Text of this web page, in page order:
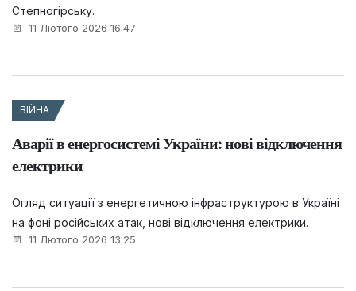
Степногірську.
11 Лютого 2026 16:47
ВІЙНА
Аварії в енергосистемі України: нові відключення
електрики
Огляд ситуації з енергетичною інфраструктурою в Україні
на фоні російських атак, нові відключення електрики.
11 Лютого 2026 13:25